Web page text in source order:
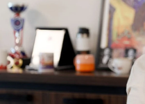
KANALV Spor
Kültür Sanat
Magazin